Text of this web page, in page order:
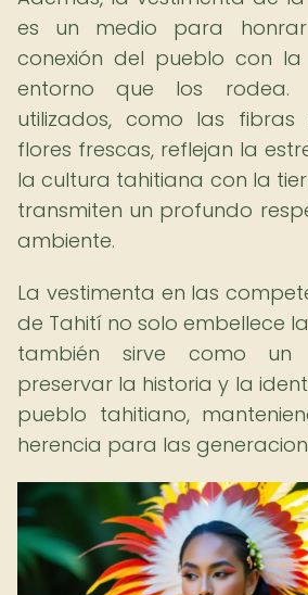
es un medio para
conexión del pueblo con
entorno que los rodea.
utilizados, como las
flores frescas, reflejan la
la cultura tahitiana con la
transmiten un profundo
ambiente.
La vestimenta en las
de Tahití no solo embellece
también sirve como un
preservar la historia y la
pueblo tahitiano,
herencia para las